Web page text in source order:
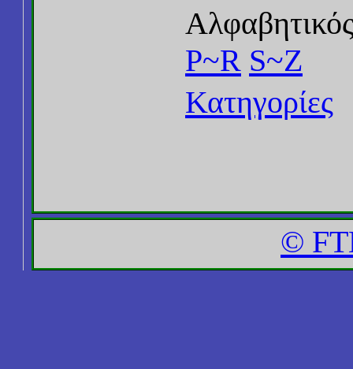
P~R S~Z
Κατηγορίες
©